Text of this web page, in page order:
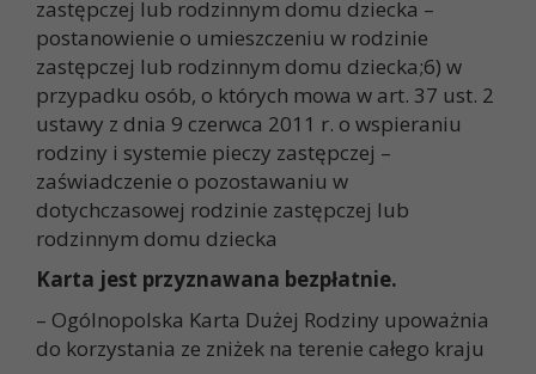
zastępczej lub rodzinnym domu dziecka –
postanowienie o umieszczeniu w rodzinie
zastępczej lub rodzinnym domu dziecka;6) w
przypadku osób, o których mowa w art. 37 ust. 2
ustawy z dnia 9 czerwca 2011 r. o wspieraniu
rodziny i systemie pieczy zastępczej –
zaświadczenie o pozostawaniu w
dotychczasowej rodzinie zastępczej lub
rodzinnym domu dziecka
Karta jest przyznawana bezpłatnie.
– Ogólnopolska Karta Dużej Rodziny upoważnia
do korzystania ze zniżek na terenie całego kraju